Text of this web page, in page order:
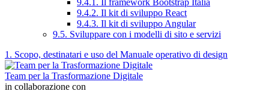
9.4.2. Il kit di sviluppo React
9.4.3. Il kit di sviluppo Angular
9.5. Sviluppare con i modelli di sito e servizi
1. Scopo, destinatari e uso del Manuale operativo di design
Team per la Trasformazione Digitale
in collaborazione con